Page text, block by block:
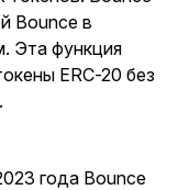
Bounce в
Эта функция
ERC-20 без
года Bounce